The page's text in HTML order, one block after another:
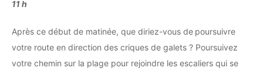
11 h
Après ce début de matinée, que diriez-vous de poursuivre
votre route en direction des criques de galets ? Poursuivez
votre chemin sur la plage pour rejoindre les escaliers qui se